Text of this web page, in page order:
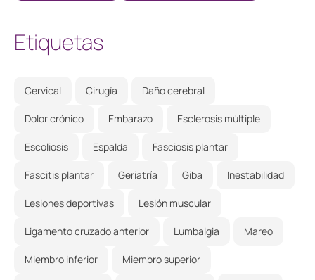
Etiquetas
Cervical Cirugía Daño cerebral
Dolor crónico Embarazo Esclerosis múltiple
Escoliosis Espalda Fasciosis plantar
Fascitis plantar Geriatría Giba Inestabilidad
Lesiones deportivas Lesión muscular
Ligamento cruzado anterior Lumbalgia Mareo
Miembro inferior Miembro superior